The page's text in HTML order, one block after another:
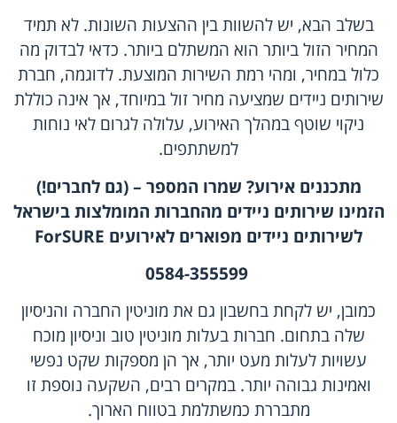
בשלב הבא, יש להשוות בין ההצעות השונות. לא תמיד
המחיר הזול ביותר הוא המשתלם ביותר. כדאי לבדוק מה
כלול במחיר, ומהי רמת השירות המוצעת. לדוגמה, חברת
שירותים ניידים שמציעה מחיר זול במיוחד, אך אינה כוללת
ניקוי שוטף במהלך האירוע, עלולה לגרום לאי נוחות
למשתתפים.
מתכננים אירוע? שמרו המספר – (גם לחברים!)
הזמינו שירותים ניידים מהחברות המומלצות בישראל
לשירותים ניידים מפוארים לאירועים
0584-355599
כמובן, יש לקחת בחשבון גם את מוניטין החברה והניסיון
שלה בתחום. חברות בעלות מוניטין טוב וניסיון מוכח
עשויות לעלות מעט יותר, אך הן מספקות שקט נפשי
ואמינות גבוהה יותר. במקרים רבים, השקעה נוספת זו
מתבררת כמשתלמת בטווח הארוך.